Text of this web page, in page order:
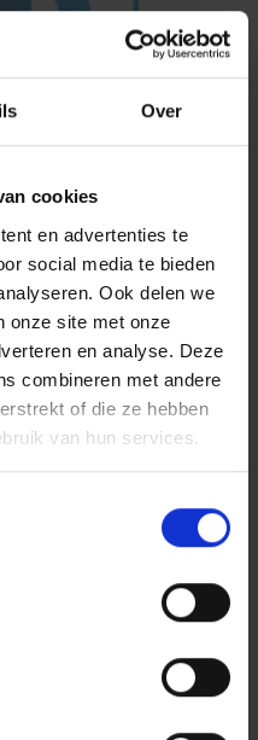
Over
cookies
en advertenties te
social media te bieden
Ook delen we
onze site met onze
en analyse. Deze
combineren met andere
of die ze hebben
van hun services.